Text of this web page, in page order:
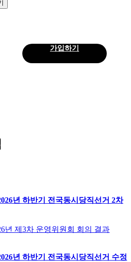
가입하기
년 하반기 전국동시당직선거 2차
년 제3차 운영위원회 회의 결과
년 하반기 전국동시당직선거 수정